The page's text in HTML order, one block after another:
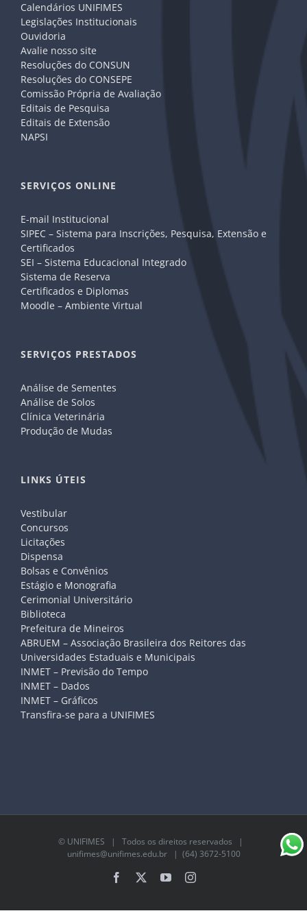
Calendários UNIFIMES
Legislações Institucionais
Ouvidoria
Avalie nosso site
Resoluções do CONSUN
Resoluções do CONSEPE
Comissão Própria de Avaliação
Editais de Pesquisa
Editais de Extensão
NAPSI
SERVIÇOS ONLINE
E-mail Institucional
SIPEC – Sistema para Inscrições, Pesquisa, Extensão e
Certificados
SEI – Sistema Educacional Integrado
Sistema de Reserva
Certificados e Diplomas
Moodle – Ambiente Virtual
SERVIÇOS PRESTADOS
Análise de Sementes
Análise de Solos
Clínica Veterinária
Produção de Mudas
LINKS ÚTEIS
Vestibular
Concursos
Licitações
Dispensa
Bolsas e Convênios
Estágio e Monografia
Cerimonial Universitário
Biblioteca
Prefeitura de Mineiros
ABRUEM – Associação Brasileira dos Reitores das
Universidades Estaduais e Municipais
INMET – Previsão do Tempo
INMET – Dados
INMET – Gráficos
Transfira-se para a UNIFIMES
© UNIFIMES | Todos os direitos reservados |
unifimes@unifimes.edu.br| (64) 3672-5100
Facebook YouTubeInstagram